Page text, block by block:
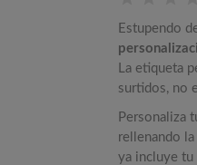
Estupendo
La etiqueta
surtidos, no
Personaliza
rellenando
ya incluye tu